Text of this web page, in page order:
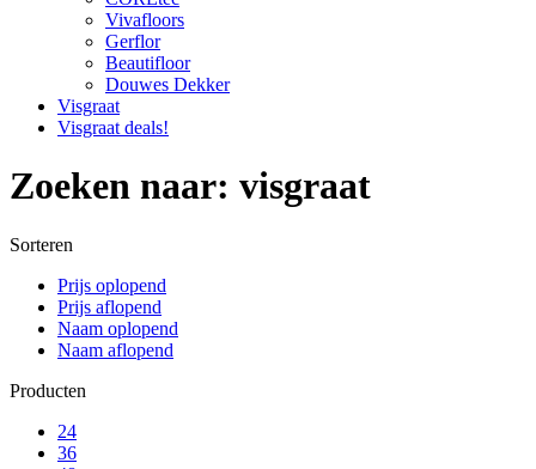
Vivafloors
Gerflor
Beautifloor
Douwes Dekker
Visgraat
Visgraat deals!
Zoeken naar: visgraat
Sorteren
Prijs oplopend
Prijs aflopend
Naam oplopend
Naam aflopend
Producten
24
36